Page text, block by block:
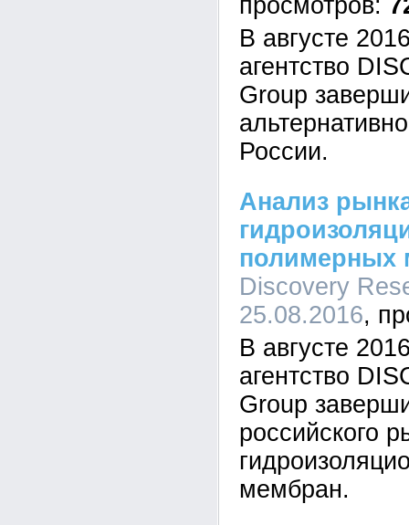
В августе
агентство
Group
России.
Анализ
полимерных
Discovery
25.08.2016
В августе
агентство
Group
российского
мембран.